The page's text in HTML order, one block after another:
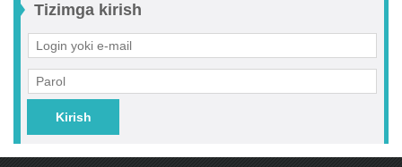
Tizimga kirish
Kirish